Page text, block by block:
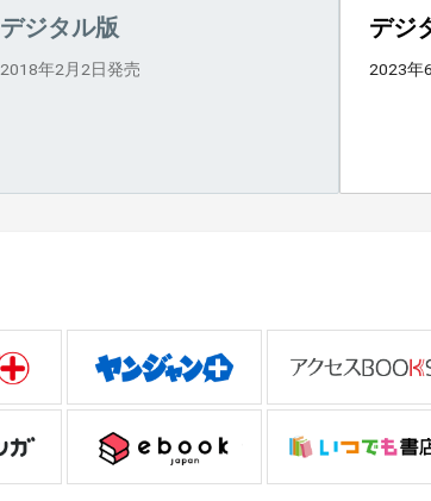
デジタル版
2018年2月2日発売
デジ
2023年